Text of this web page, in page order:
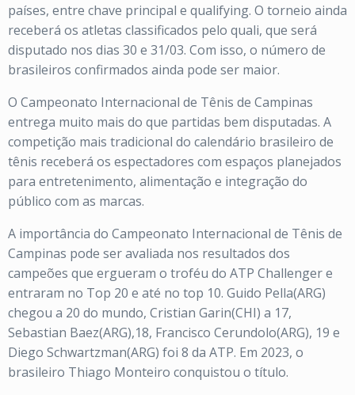
países, entre chave principal e qualifying. O torneio ainda
receberá os atletas classificados pelo quali, que será
disputado nos dias 30 e 31/03. Com isso, o número de
brasileiros confirmados ainda pode ser maior.
O Campeonato Internacional de Tênis de Campinas
entrega muito mais do que partidas bem disputadas. A
competição mais tradicional do calendário brasileiro de
tênis receberá os espectadores com espaços planejados
para entretenimento, alimentação e integração do
público com as marcas.
A importância do Campeonato Internacional de Tênis de
Campinas pode ser avaliada nos resultados dos
campeões que ergueram o troféu do ATP Challenger e
entraram no Top 20 e até no top 10. Guido Pella(ARG)
chegou a 20 do mundo, Cristian Garin(CHI) a 17,
Sebastian Baez(ARG),18, Francisco Cerundolo(ARG), 19 e
Diego Schwartzman(ARG) foi 8 da ATP. Em 2023, o
brasileiro Thiago Monteiro conquistou o título.